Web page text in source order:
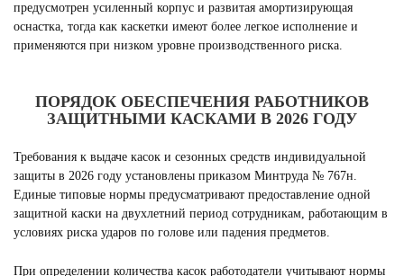
предусмотрен усиленный корпус и развитая амортизирующая
оснастка, тогда как каскетки имеют более легкое исполнение и
применяются при низком уровне производственного риска.
ПОРЯДОК ОБЕСПЕЧЕНИЯ РАБОТНИКОВ
ЗАЩИТНЫМИ КАСКАМИ В 2026 ГОДУ
Требования к выдаче касок и сезонных средств индивидуальной
защиты в 2026 году установлены приказом Минтруда № 767н.
Единые типовые нормы предусматривают предоставление одной
защитной каски на двухлетний период сотрудникам, работающим в
условиях риска ударов по голове или падения предметов.
При определении количества касок работодатели учитывают нормы